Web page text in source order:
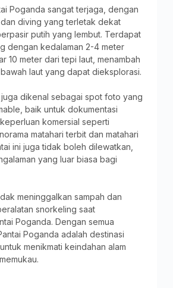
Poganda sangat terjaga, dengan
diving yang terletak dekat
putih yang lembut. Terdapat
dengan kedalaman 2-4 meter
10 meter dari tepi laut, menambah
laut yang dapat dieksplorasi.
dikenal sebagai spot foto yang
baik untuk dokumentasi
komersial seperti
matahari terbit dan matahari
ini juga tidak boleh dilewatkan,
yang luar biasa bagi
meninggalkan sampah dan
snorkeling saat
Poganda. Dengan semua
Poganda adalah destinasi
menikmati keindahan alam